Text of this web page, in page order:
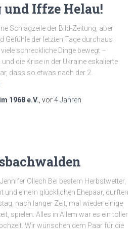
und Iffze Helau!
Schlagzeile der Bild-Zeitung, aber
Gefühle der letzten Tage durchaus
schreckliche Dinge bewegt –
die Krise in der Ukraine eskalierte
dass so etwas nach der 2.
1968 e.V. , vor4 Jahren
Ollech Bei bestem Herbstwetter,
und einem glücklichen Ehepaar, durften
nach langer Zeit, mal wieder einige
spielen. Alles in Allem war es ein toller
Wir wünschen dem Paar für die